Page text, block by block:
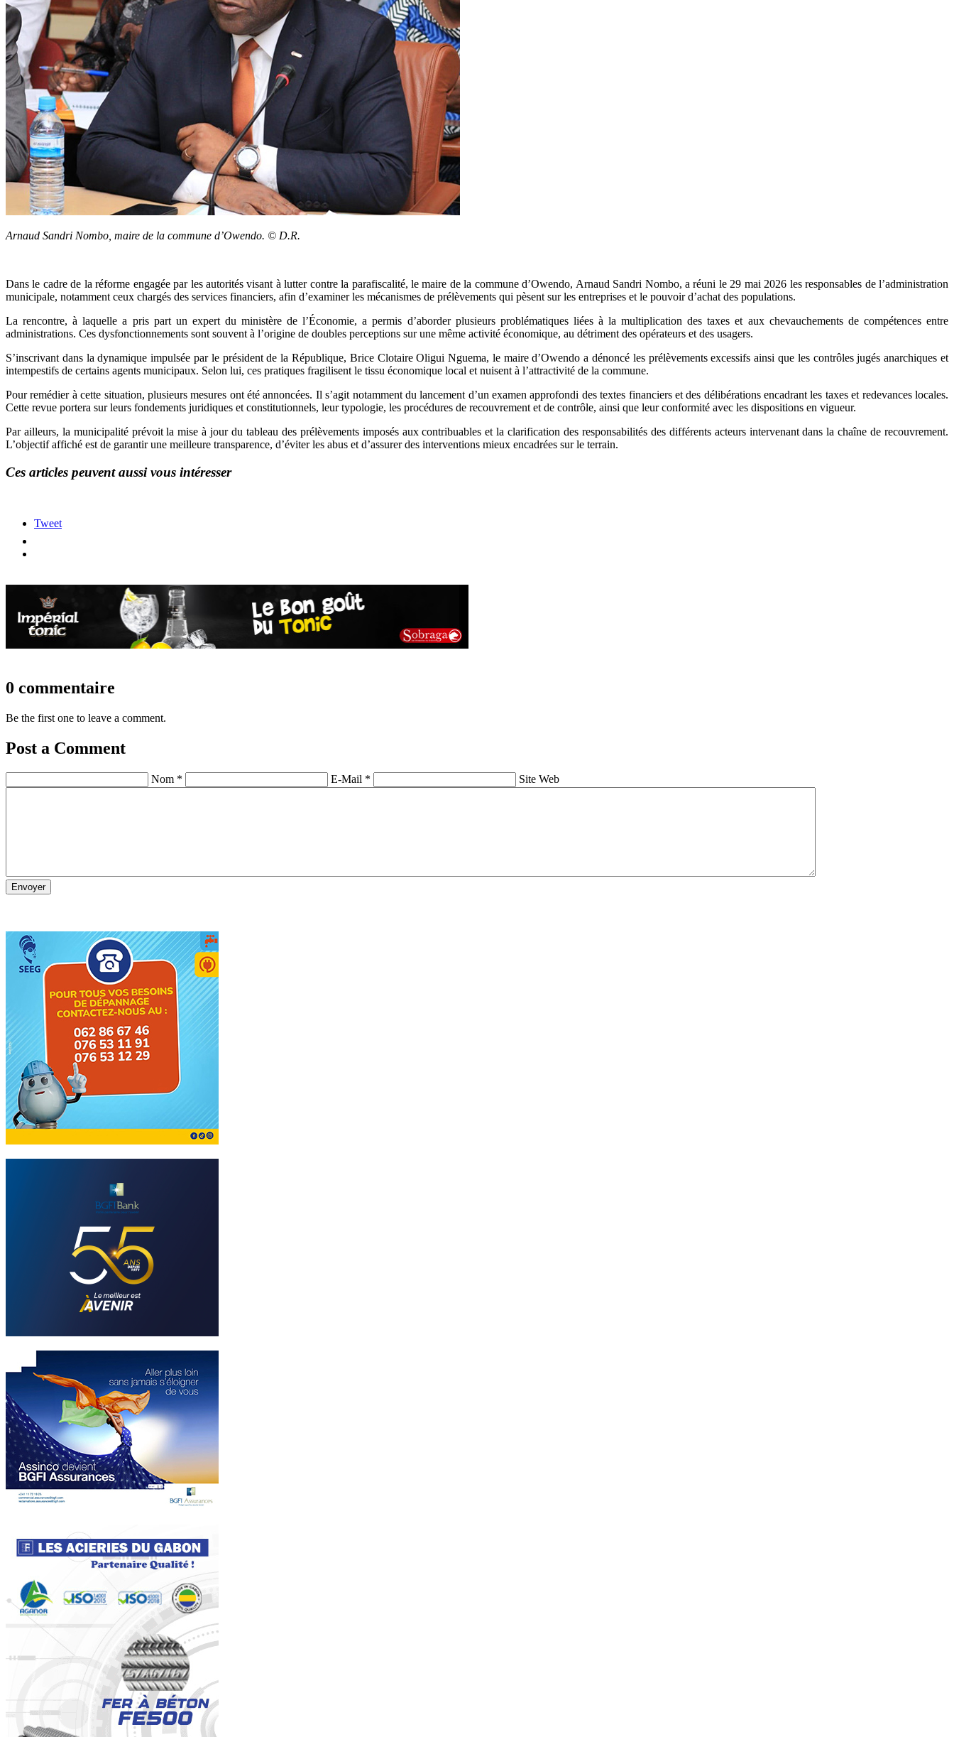
Arnaud Sandri Nombo, maire de la commune d’Owendo. © D.R.
Dans le cadre de la réforme engagée par les autorités visant à lutter contre la parafiscalité, le maire de la commune d’Owendo, Arnaud Sandri Nombo, a réuni le 29 mai 2026 les responsables de l’administration
municipale, notamment ceux chargés des services financiers, afin d’examiner les mécanismes de prélèvements qui pèsent sur les entreprises et le pouvoir d’achat des populations.
La rencontre, à laquelle a pris part un expert du ministère de l’Économie, a permis d’aborder plusieurs problématiques liées à la multiplication des taxes et aux chevauchements de compétences entre
administrations. Ces dysfonctionnements sont souvent à l’origine de doubles perceptions sur une même activité économique, au détriment des opérateurs et des usagers.
S’inscrivant dans la dynamique impulsée par le président de la République, Brice Clotaire Oligui Nguema, le maire d’Owendo a dénoncé les prélèvements excessifs ainsi que les contrôles jugés anarchiques et
intempestifs de certains agents municipaux. Selon lui, ces pratiques fragilisent le tissu économique local et nuisent à l’attractivité de la commune.
Pour remédier à cette situation, plusieurs mesures ont été annoncées. Il s’agit notamment du lancement d’un examen approfondi des textes financiers et des délibérations encadrant les taxes et redevances locales.
Cette revue portera sur leurs fondements juridiques et constitutionnels, leur typologie, les procédures de recouvrement et de contrôle, ainsi que leur conformité avec les dispositions en vigueur.
Par ailleurs, la municipalité prévoit la mise à jour du tableau des prélèvements imposés aux contribuables et la clarification des responsabilités des différents acteurs intervenant dans la chaîne de recouvrement.
L’objectif affiché est de garantir une meilleure transparence, d’éviter les abus et d’assurer des interventions mieux encadrées sur le terrain.
Ces articles peuvent aussi vous intéresser
Tweet
0 commentaire
Be the first one to leave a comment.
Post a Comment
Nom * E-Mail * Site Web